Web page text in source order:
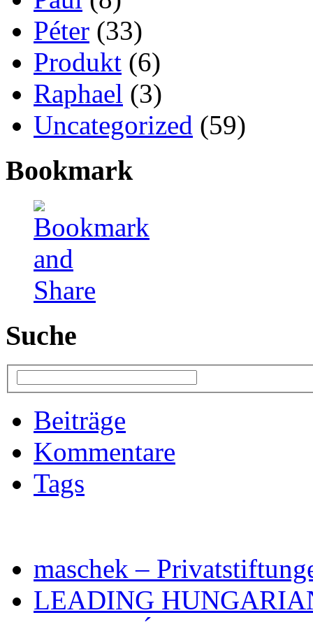
Péter (33)
Produkt (6)
Raphael (3)
Uncategorized (59)
Bookmark
Suche
Beiträge
Kommentare
Tags
maschek –
LEADING